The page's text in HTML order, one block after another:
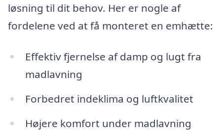
løsning til dit behov. Her er nogle af
fordelene ved at få monteret en emhætte:
Effektiv fjernelse af damp og lugt fra
madlavning
Forbedret indeklima og luftkvalitet
Højere komfort under madlavning